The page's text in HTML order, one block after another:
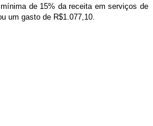
de 15% da receita em serviços de
um gasto de R$1.077,10.